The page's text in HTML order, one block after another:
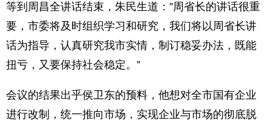
等到周昌全讲话结束，朱民生道：”周省长的讲话很重
要，市委将及时组织学习和研究，我们将以周省长讲
话为指导，认真研究我市实情，制订稳妥办法，既能
扭亏，又要保持社会稳定。”
会议的结果出乎侯卫东的预料，他想对全市国有企业
进行改制，统一推向市场，实现企业与市场的彻底脱